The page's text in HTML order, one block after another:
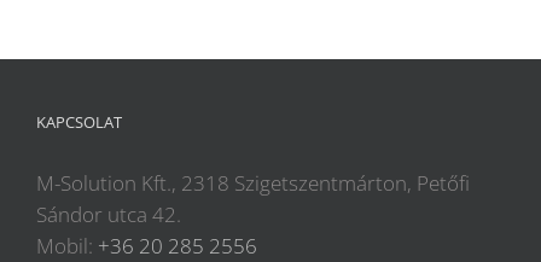
KAPCSOLAT
M-Solution Kft., 2318 Szigetszentmárton, Petőfi
Sándor utca 42.
Mobil: +36 20 285 2556